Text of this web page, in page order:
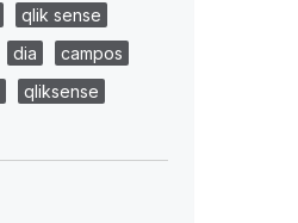
qlik sense
dia
campos
qliksense